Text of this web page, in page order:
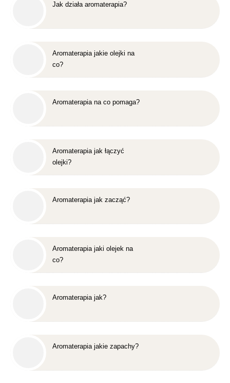
Jak działa aromaterapia?
Aromaterapia jakie olejki na
co?
Aromaterapia na co pomaga?
Aromaterapia jak łączyć
olejki?
Aromaterapia jak zacząć?
Aromaterapia jaki olejek na
co?
Aromaterapia jak?
Aromaterapia jakie zapachy?